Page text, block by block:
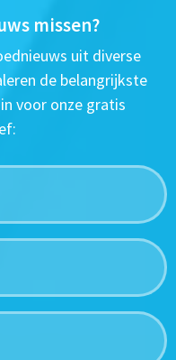
missen?
uit diverse
de belangrijkste
voor onze gratis